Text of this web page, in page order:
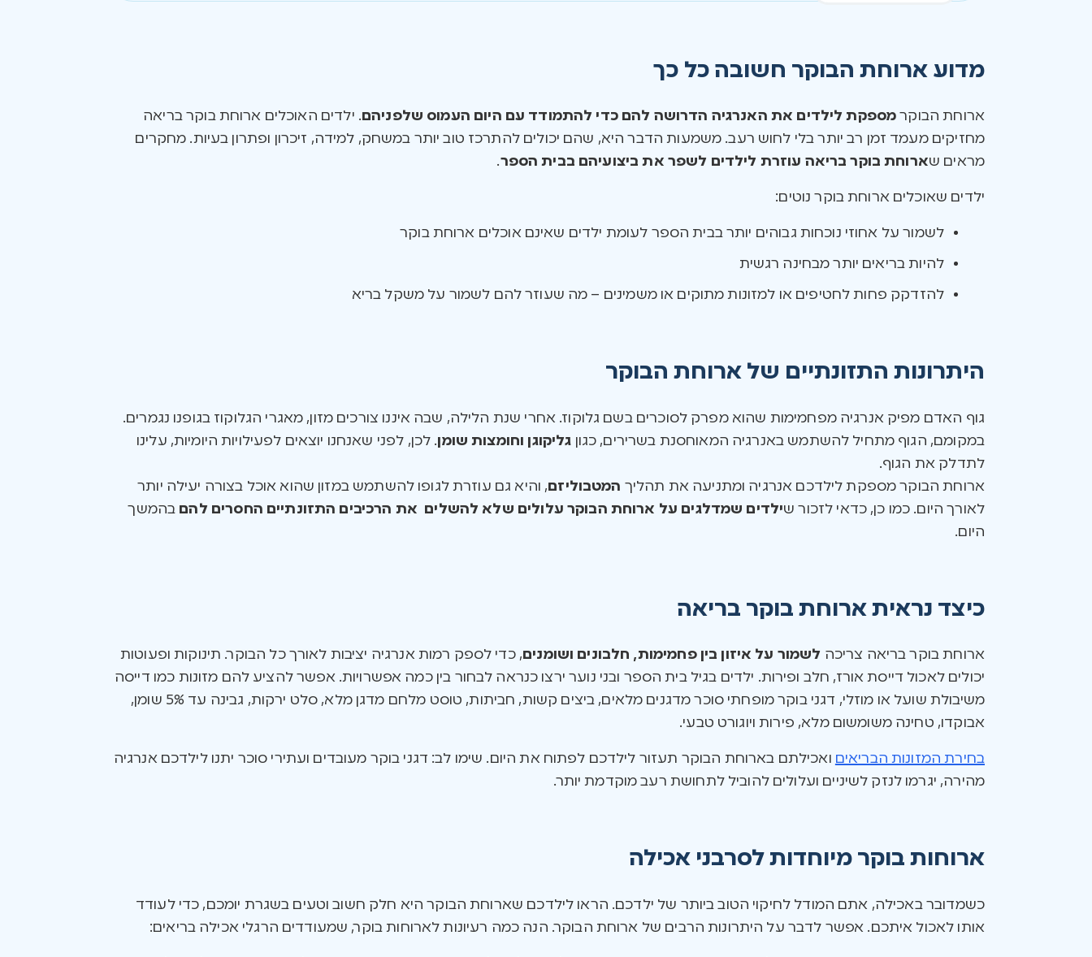
מדוע ארוחת הבוקר חשובה כל כך
ארוחת הבוקר מספקת לילדים את האנרגיה הדרושה להם כדי להתמודד עם היום העמוס שלפניהם. ילדים האוכלים ארוחת בוקר בריאה
מחזיקים מעמד זמן רב יותר בלי לחוש רעב. משמעות הדבר היא, שהם יכולים להתרכז טוב יותר במשחק, למידה, זיכרון ופתרון בעיות. מחקרים
מראים שארוחת בוקר בריאה עוזרת לילדים לשפר את ביצועיהם בבית הספר.
ילדים שאוכלים ארוחת בוקר נוטים:
לשמור על אחוזי נוכחות גבוהים יותר בבית הספר לעומת ילדים שאינם אוכלים ארוחת בוקר
להיות בריאים יותר מבחינה רגשית
להזדקק פחות לחטיפים או למזונות מתוקים או משמינים – מה שעוזר להם לשמור על משקל בריא
היתרונות התזונתיים של ארוחת הבוקר
גוף האדם מפיק אנרגיה מפחמימות שהוא מפרק לסוכרים בשם גלוקוז. אחרי שנת הלילה, שבה איננו צורכים מזון, מאגרי הגלוקוז בגופנו נגמרים.
במקומם, הגוף מתחיל להשתמש באנרגיה המאוחסנת בשרירים, כגון גליקוגן וחומצות שומן. לכן, לפני שאנחנו יוצאים לפעילויות היומיות, עלינו
לתדלק את הגוף.
ארוחת הבוקר מספקת לילדכם אנרגיה ומתניעה את תהליך המטבוליזם, והיא גם עוזרת לגופו להשתמש במזון שהוא אוכל בצורה יעילה יותר
לאורך היום. כמו כן, כדאי לזכור שילדים שמדלגים על ארוחת הבוקר עלולים שלא להשלים את הרכיבים התזונתיים החסרים להם בהמשך
היום.
כיצד נראית ארוחת בוקר בריאה
ארוחת בוקר בריאה צריכה לשמור על איזון בין פחמימות, חלבונים ושומנים, כדי לספק רמות אנרגיה יציבות לאורך כל הבוקר. תינוקות ופעוטות
יכולים לאכול דייסת אורז, חלב ופירות. ילדים בגיל בית הספר ובני נוער ירצו כנראה לבחור בין כמה אפשרויות. אפשר להציע להם מזונות כמו דייסה
משיבולת שועל או מוזלי, דגני בוקר מופחתי סוכר מדגנים מלאים, ביצים קשות, חביתות, טוסט מלחם מדגן מלא, סלט ירקות, גבינה עד 5% שומן,
אבוקדו, טחינה משומשום מלא, פירות ויוגורט טבעי.
בחירת המזונות הבריאים ואכילתם בארוחת הבוקר תעזור לילדכם לפתוח את היום. שימו לב: דגני בוקר מעובדים ועתירי סוכר יתנו לילדכם אנרגיה
מהירה, יגרמו לנזק לשיניים ועלולים להוביל לתחושת רעב מוקדמת יותר.
ארוחות בוקר מיוחדות לסרבני אכילה
כשמדובר באכילה, אתם המודל לחיקוי הטוב ביותר של ילדכם. הראו לילדכם שארוחת הבוקר היא חלק חשוב וטעים בשגרת יומכם, כדי לעודד
אותו לאכול איתכם. אפשר לדבר על היתרונות הרבים של ארוחת הבוקר. הנה כמה רעיונות לארוחות בוקר, שמעודדים הרגלי אכילה בריאים: